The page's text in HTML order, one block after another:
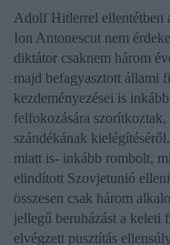
Adolf Hitlerrel ellentétben
Ion Antonescut nem
diktátor csaknem három
majd befagyasztott állami
kezdeményezései is
felfokozására szorítkoztak,
szándékának kielégítéséről.
miatt is- inkább rombolt,
elindított Szovjetunió
összesen csak három
jellegű beruházást a keleti
elvégzett pusztítás